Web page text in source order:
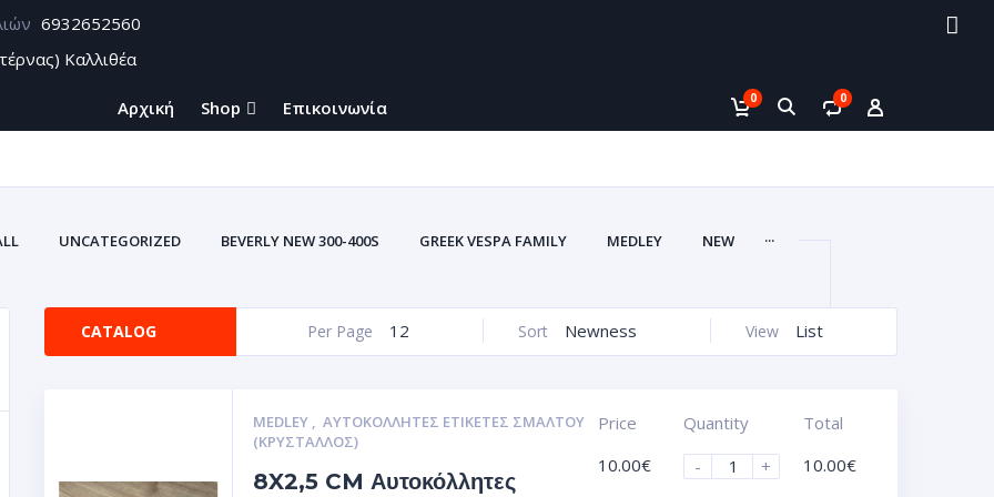
6932652560
Καλλιθέα
Αρχική Shop Επικοινωνία 0 0
UNCATEGORIZED BEVERLY NEW 300-400S GREEK VESPA FAMILY MEDLEY NEW ...
CATALOG View List
Sort Newness
Per Page 12
MEDLEY ,ΑΥΤΟΚΌΛΛΗΤΕΣ ΕΤΙΚΈΤΕΣ ΣΜΆΛΤΟΥ
(ΚΡΥΣΤΑΛΛΟΣ)
8X2,5 CM Αυτοκόλλητες
Price
10.00€
Quantity
-
+
Total
10.00€